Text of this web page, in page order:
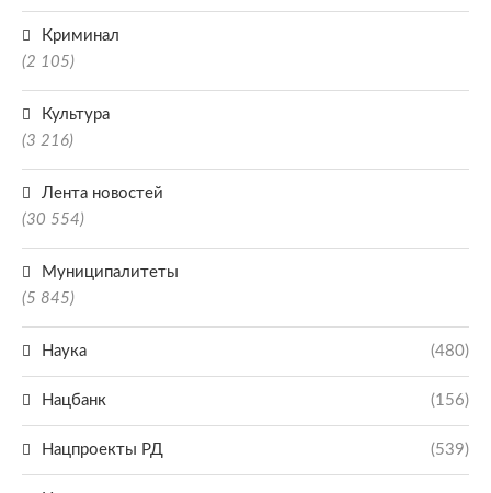
Криминал
(2 105)
Культура
(3 216)
Лента новостей
(30 554)
Муниципалитеты
(5 845)
Наука (480)
Нацбанк (156)
Нацпроекты РД (539)